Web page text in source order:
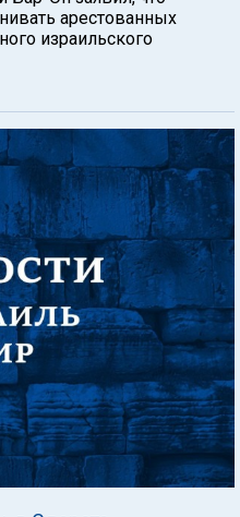
арестованных
израильского